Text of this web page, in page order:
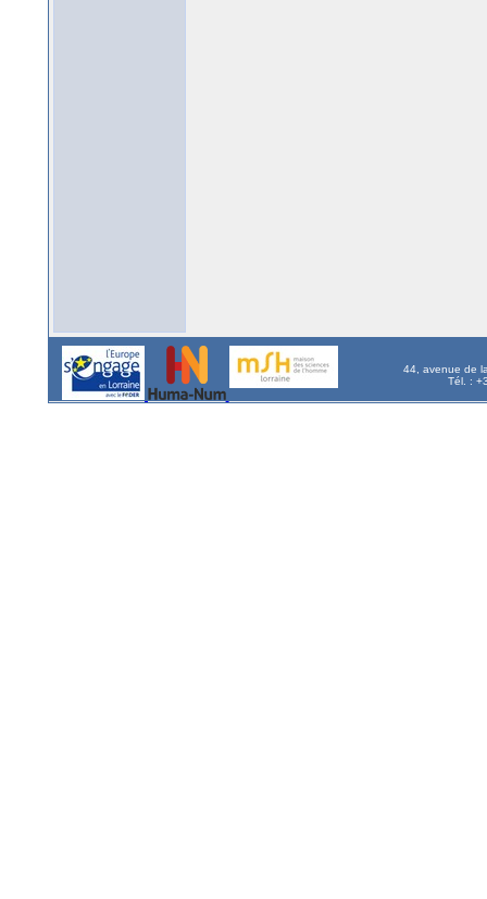
44, avenue de
Tél. :